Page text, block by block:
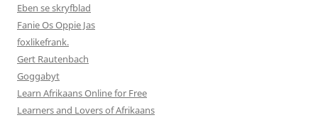
Eben se skryfblad
Fanie Os Oppie Jas
foxlikefrank.
Gert Rautenbach
Goggabyt
Learn Afrikaans Online for Free
Learners and Lovers of Afrikaans